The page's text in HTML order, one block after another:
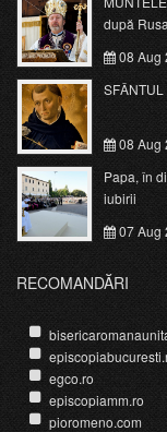
după
08 Aug
SFÂNTUL
08 Aug
Papa, în
iubirii
07 Aug
RECOMANDĂRI
egco.ro
episcopiamm.ro
pioromeno.com